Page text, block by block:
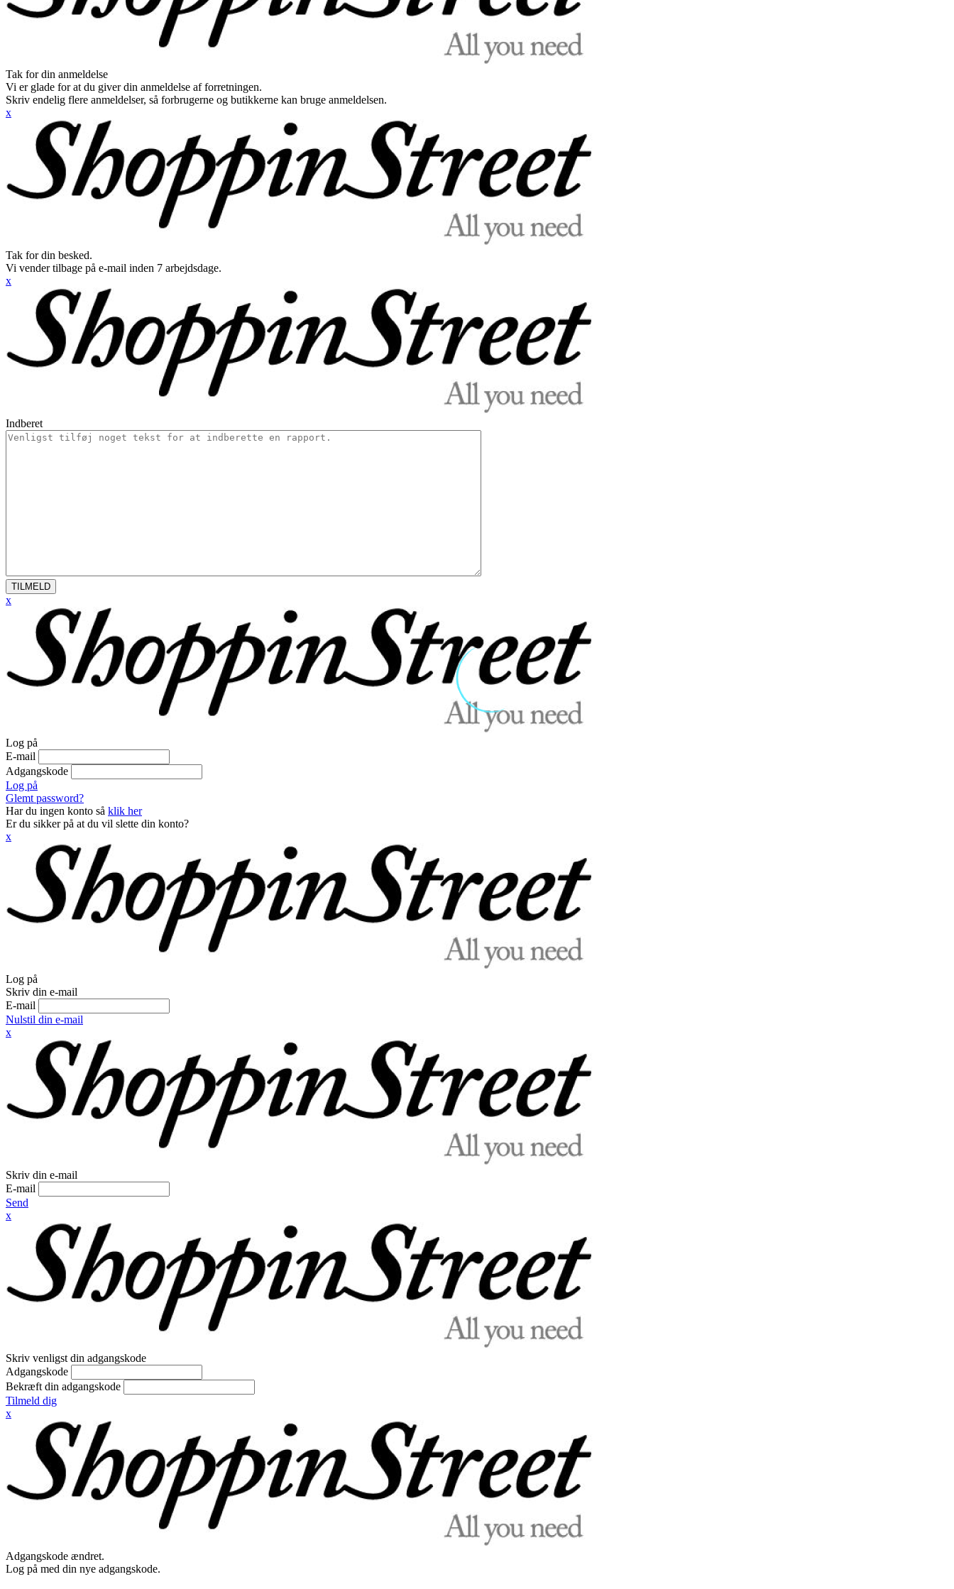
Tak for din anmeldelse
Vi er glade for at du giver din anmeldelse af forretningen.
Skriv endelig flere anmeldelser, så forbrugerne og butikkerne kan bruge anmeldelsen.
x
Tak for din besked.
Vi vender tilbage på e-mail inden 7 arbejdsdage.
x
Indberet
TILMELD
x
Log på
E-mail
Adgangskode
Log på
Glemt password?
Har du ingen konto så klik her
Er du sikker på at du vil slette din konto?
x
Log på
Skriv din e-mail
E-mail
Nulstil din e-mail
x
Skriv din e-mail
E-mail
Send
x
Skriv venligst din adgangskode
Adgangskode
Bekræft din adgangskode
Tilmeld dig
x
Adgangskode ændret.
Log på med din nye adgangskode.